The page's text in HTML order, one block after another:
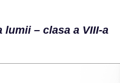
– clasa a VIII-a